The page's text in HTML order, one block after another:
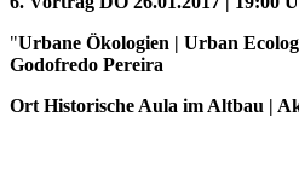
"Urbane Ökologien | Urban
Godofredo Pereira
Ort Historische Aula im Altbau |